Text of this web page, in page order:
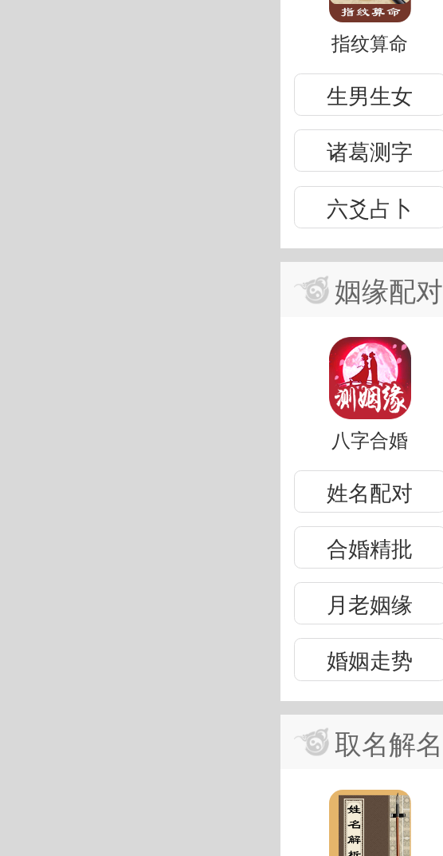
指纹算命
生男生女
诸葛测字
六爻占卜
姻缘配对
八字合婚
姓名配对
合婚精批
月老姻缘
婚姻走势
取名解名